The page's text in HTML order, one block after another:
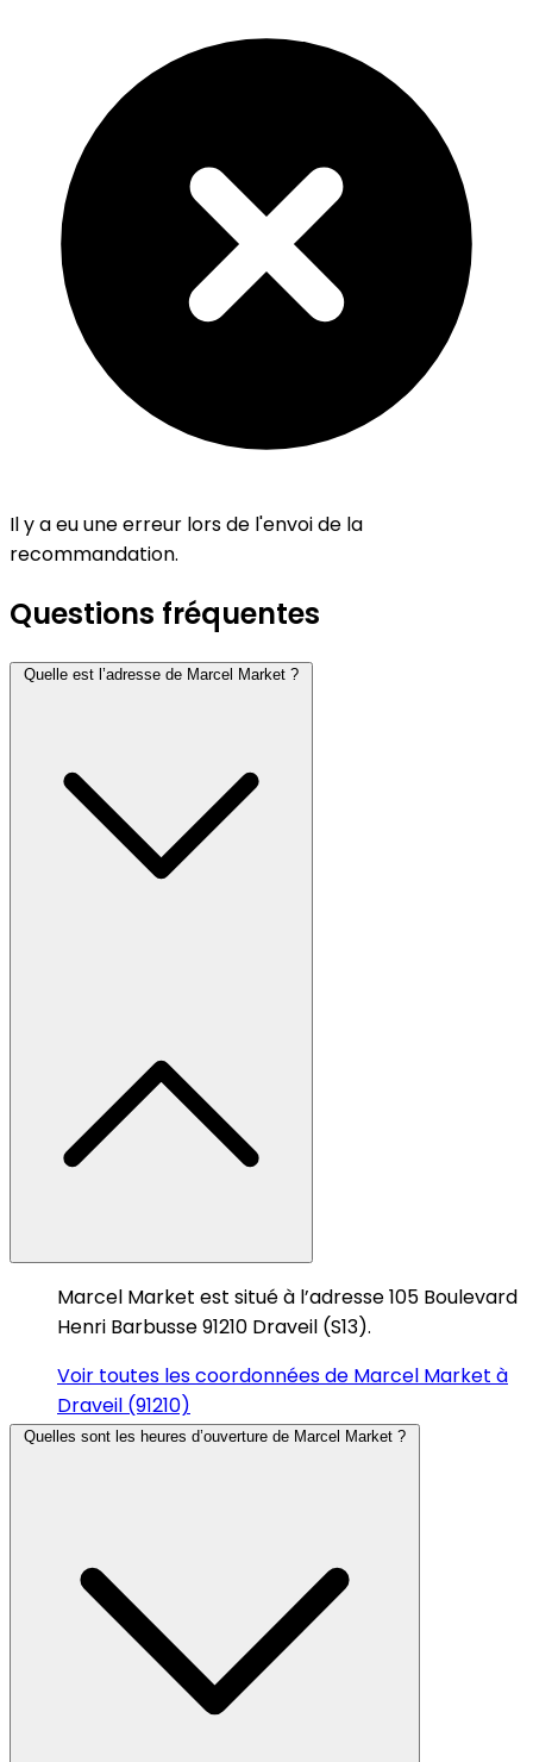
Il y a eu une erreur lors de l'envoi de la
recommandation.
Questions fréquentes
Quelle est l’adresse de Marcel Market ?
Marcel Market est situé à l’adresse 105 Boulevard
Henri Barbusse 91210 Draveil (S13).
Voir toutes les coordonnées de Marcel Market à
Draveil (91210)
Quelles sont les heures d’ouverture de Marcel Market ?